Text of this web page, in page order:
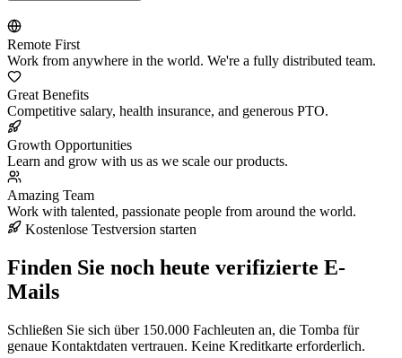
Remote First
Work from anywhere in the world. We're a fully distributed team.
Great Benefits
Competitive salary, health insurance, and generous PTO.
Growth Opportunities
Learn and grow with us as we scale our products.
Amazing Team
Work with talented, passionate people from around the world.
Kostenlose Testversion starten
Finden Sie noch heute verifizierte E-
Mails
Schließen Sie sich über 150.000 Fachleuten an, die Tomba für
genaue Kontaktdaten vertrauen. Keine Kreditkarte erforderlich.